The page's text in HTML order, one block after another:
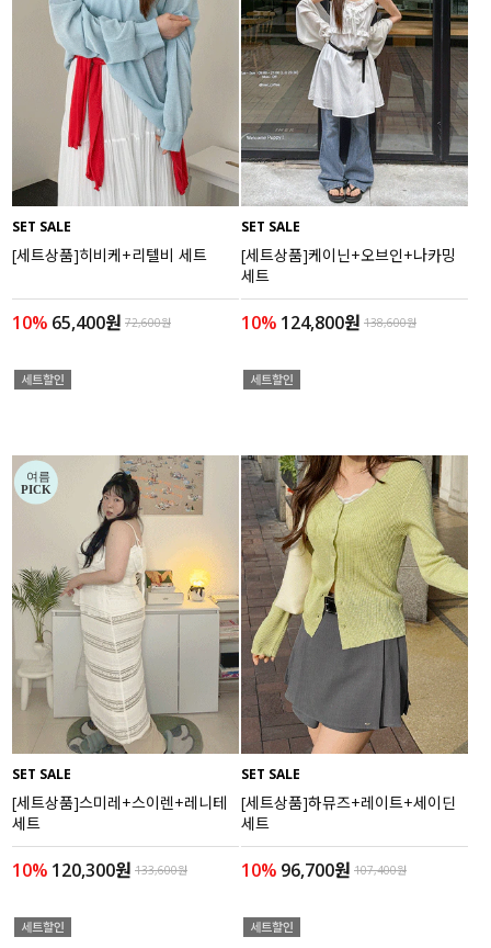
SET SALE
[세트상품]히비케+리텔비 세트
10% 65,400원 72,600원
SET SALE
[세트상품]케이닌+오브인+나카밍
세트
10% 124,800원 138,600원
SET SALE
[세트상품]스미레+스이렌+레니테
세트
10% 120,300원 133,600원
SET SALE
[세트상품]하뮤즈+레이트+세이딘
세트
10% 96,700원 107,400원